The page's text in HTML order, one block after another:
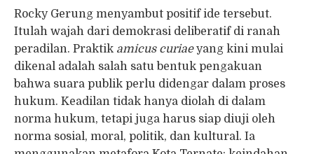
Rocky Gerung menyambut positif ide tersebut.
Itulah wajah dari demokrasi deliberatif di ranah
peradilan. Praktik amicus curiaeyang kini mulai
dikenal adalah salah satu bentuk pengakuan
bahwa suara publik perlu didengar dalam proses
hukum. Keadilan tidak hanya diolah di dalam
norma hukum, tetapi juga harus siap diuji oleh
norma sosial, moral, politik, dan kultural. Ia